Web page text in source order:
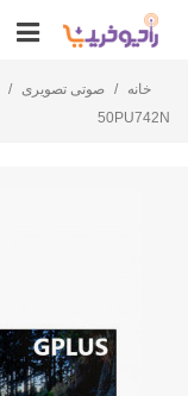
خانه / صوتی تصویری /
50PU742N